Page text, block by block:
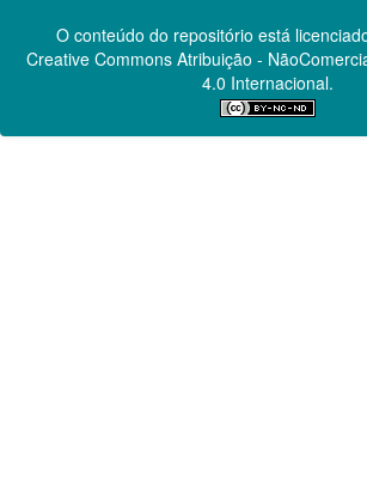
O conteúdo do repositório está
Creative CommonsAtribuição -
4.0 Internacional.